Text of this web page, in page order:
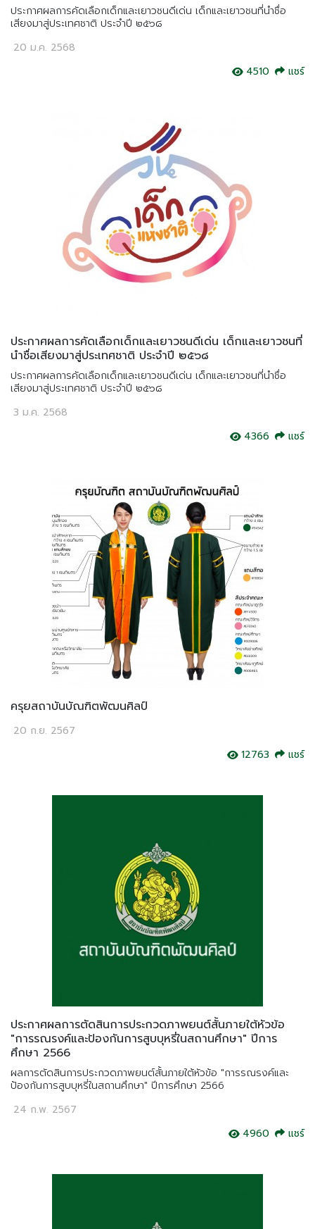
ประกาศผลการคัดเลือกเด็กและเยาวชนดีเด่น เด็กและเยาวชนที่นำชื่อ
เสียงมาสู่ประเทศชาติ ประจำปี ๒๕๖๘
20 ม.ค. 2568
4510
แชร์
ประกาศผลการคัดเลือกเด็กและเยาวชนดีเด่น เด็กและเยาวชนที่
นำชื่อเสียงมาสู่ประเทศชาติ ประจำปี ๒๕๖๘
ประกาศผลการคัดเลือกเด็กและเยาวชนดีเด่น เด็กและเยาวชนที่นำชื่อ
เสียงมาสู่ประเทศชาติ ประจำปี ๒๕๖๘
3 ม.ค. 2568
4366
แชร์
ครุยสถาบันบัณฑิตพัฒนศิลป์
20 ก.ย. 2567
12763
แชร์
ประกาศผลการตัดสินการประกวดภาพยนต์สั้นภายใต้หัวข้อ
"การรณรงค์และป้องกันการสูบบุหรี่ในสถานศึกษา" ปีการ
ศึกษา 2566
ผลการตัดสินการประกวดภาพยนต์สั้นภายใต้หัวข้อ "การรณรงค์และ
ป้องกันการสูบบุหรี่ในสถานศึกษา" ปีการศึกษา 2566
24 ก.พ. 2567
4960
แชร์